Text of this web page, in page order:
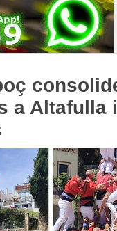
a Altafulla i